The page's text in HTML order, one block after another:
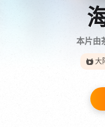
本片由
大